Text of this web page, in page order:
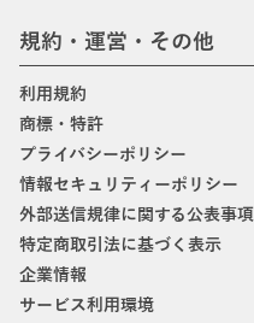
規約・運営・その他
利用規約
商標・特許
プライバシーポリシー
情報セキュリティーポリシー
外部送信規律に関する公表事項
特定商取引法に基づく表示
企業情報
サービス利用環境